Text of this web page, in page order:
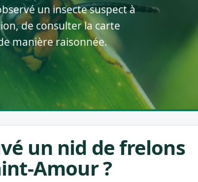
un insecte suspect à
de consulter la carte
manière raisonnée.
un nid de frelons
Amour ?